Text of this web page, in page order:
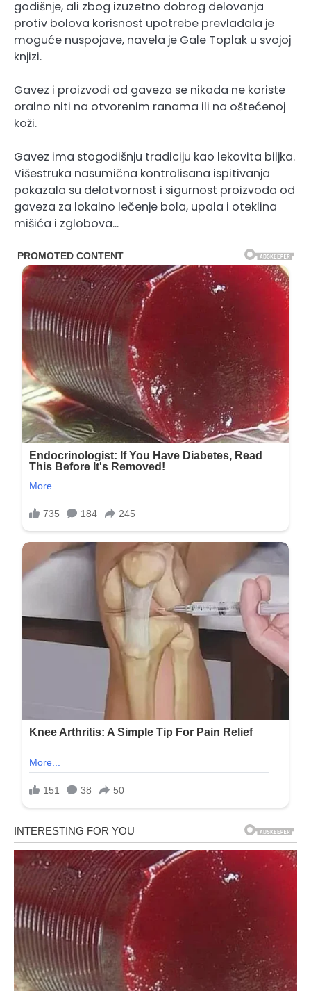
godišnje, ali zbog izuzetno dobrog delovanja
protiv bolova korisnost upotrebe prevladala je
moguće nuspojave, navela je Gale Toplak u svojoj
knjizi.
Gavez i proizvodi od gaveza se nikada ne koriste
oralno niti na otvorenim ranama ili na oštećenoj
koži.
Gavez ima stogodišnju tradiciju kao lekovita biljka.
Višestruka nasumična kontrolisana ispitivanja
pokazala su delotvornost i sigurnost proizvoda od
gaveza za lokalno lečenje bola, upala i oteklina
mišića i zglobova…